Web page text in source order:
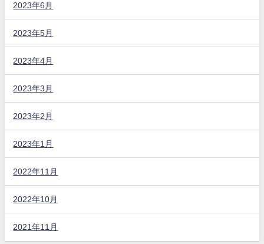
2023年6月
2023年5月
2023年4月
2023年3月
2023年2月
2023年1月
2022年11月
2022年10月
2021年11月